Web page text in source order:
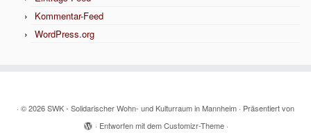
Kommentar-Feed
WordPress.org
· © 2026SWK - Solidarischer Wohn- und Kulturraum in Mannheim · Präsentiert von
· Entworfen mit demCustomizr-Theme·